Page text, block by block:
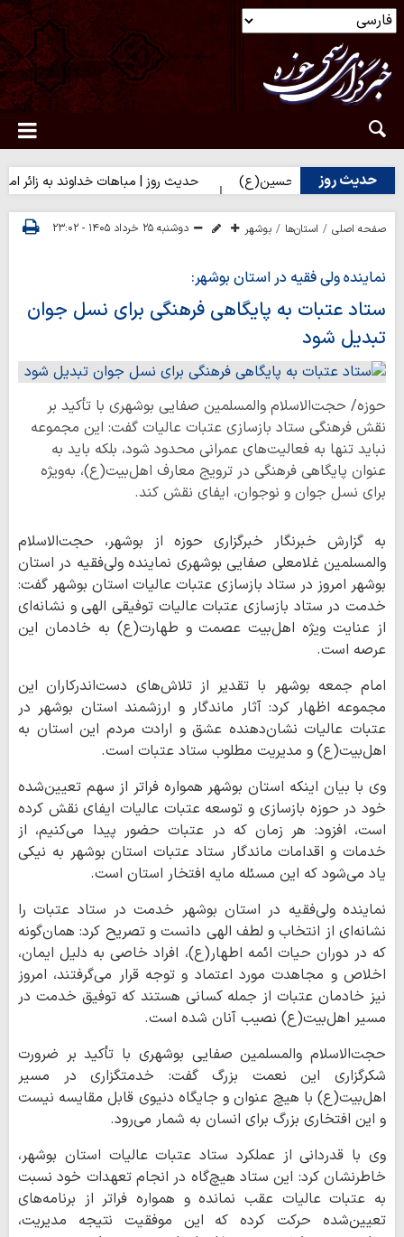
حدیث روز
زائران امام حسین(ع) حدیث روز | مباهات خداوند به زائر امام
صفحه اصلی استان‌ها بوشهر دوشنبه ۲۵ خرداد ۱۴۰۵ - ۲۳:۰۲
نماینده ولی فقیه در استان بوشهر:
ستاد عتبات به پایگاهی فرهنگی برای نسل جوان
تبدیل شود
حوزه/ حجت‌الاسلام والمسلمین صفایی بوشهری با تأکید بر
نقش فرهنگی ستاد بازسازی عتبات عالیات گفت: این مجموعه
نباید تنها به فعالیت‌های عمرانی محدود شود، بلکه باید به
عنوان پایگاهی فرهنگی در ترویج معارف اهل‌بیت(ع)، به‌ویژه
برای نسل جوان و نوجوان، ایفای نقش کند.
به گزارش خبرنگار خبرگزاری حوزه از بوشهر، حجت‌الاسلام
والمسلمین غلامعلی صفایی بوشهری نماینده ولی‌فقیه در استان
بوشهر امروز در ستاد بازسازی عتبات عالیات استان بوشهر گفت:
خدمت در ستاد بازسازی عتبات عالیات توفیقی الهی و نشانه‌ای
از عنایت ویژه اهل‌بیت عصمت و طهارت(ع) به خادمان این
عرصه است.
امام جمعه بوشهر با تقدیر از تلاش‌های دست‌اندرکاران این
مجموعه اظهار کرد: آثار ماندگار و ارزشمند استان بوشهر در
عتبات عالیات نشان‌دهنده عشق و ارادت مردم این استان به
اهل‌بیت(ع) و مدیریت مطلوب ستاد عتبات است.
وی با بیان اینکه استان بوشهر همواره فراتر از سهم تعیین‌شده
خود در حوزه بازسازی و توسعه عتبات عالیات ایفای نقش کرده
است، افزود: هر زمان که در عتبات حضور پیدا می‌کنیم، از
خدمات و اقدامات ماندگار ستاد عتبات استان بوشهر به نیکی
یاد می‌شود که این مسئله مایه افتخار استان است.
نماینده ولی‌فقیه در استان بوشهر خدمت در ستاد عتبات را
نشانه‌ای از انتخاب و لطف الهی دانست و تصریح کرد: همان‌گونه
که در دوران حیات ائمه اطهار(ع)، افراد خاصی به دلیل ایمان،
اخلاص و مجاهدت مورد اعتماد و توجه قرار می‌گرفتند، امروز
نیز خادمان عتبات از جمله کسانی هستند که توفیق خدمت در
مسیر اهل‌بیت(ع) نصیب آنان شده است.
حجت‌الاسلام والمسلمین صفایی بوشهری با تأکید بر ضرورت
شکرگزاری این نعمت بزرگ گفت: خدمتگزاری در مسیر
اهل‌بیت(ع) با هیچ عنوان و جایگاه دنیوی قابل مقایسه نیست
و این افتخاری بزرگ برای انسان به شمار می‌رود.
وی با قدردانی از عملکرد ستاد عتبات عالیات استان بوشهر،
خاطرنشان کرد: این ستاد هیچ‌گاه در انجام تعهدات خود نسبت
به عتبات عالیات عقب نمانده و همواره فراتر از برنامه‌های
تعیین‌شده حرکت کرده که این موفقیت نتیجه مدیریت،